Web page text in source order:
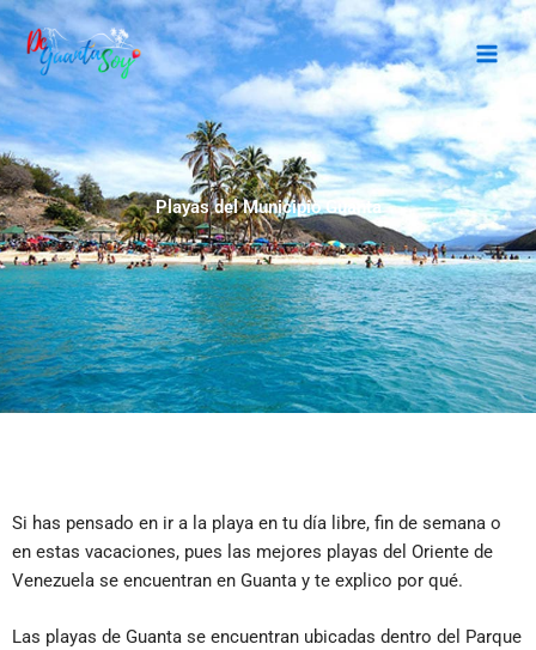
Ir
al
contenido
Playas del Municipio Guanta
Si has pensado en ir a la playa en tu día libre, fin de semana o
en estas vacaciones, pues las mejores playas del Oriente de
Venezuela se encuentran en Guanta y te explico por qué.
Las playas de Guanta se encuentran ubicadas dentro del Parque